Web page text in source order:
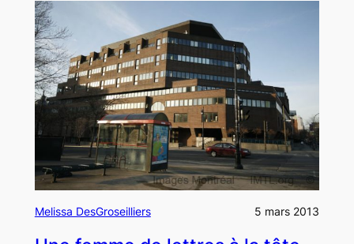
Melissa DesGroseilliers 5 mars 2013